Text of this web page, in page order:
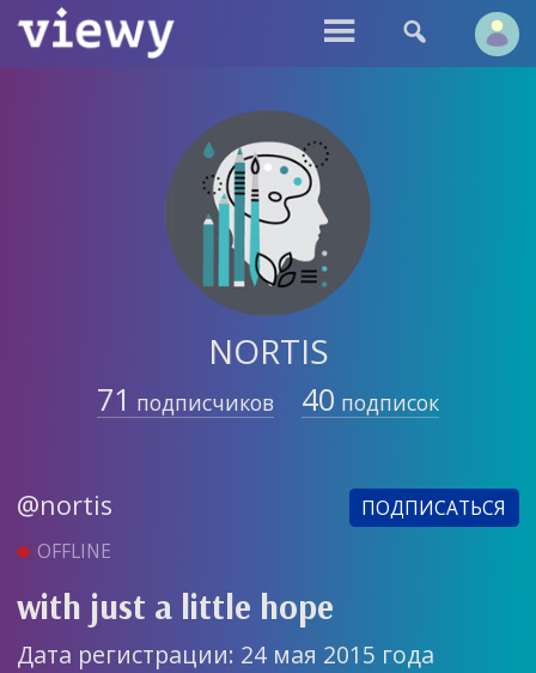
 
NORTIS
71 подписчиков 40 подписок
@nortis
ПОДПИСАТЬСЯ
OFFLINE
with just a little hope
Дата регистрации: 24 мая 2015 года